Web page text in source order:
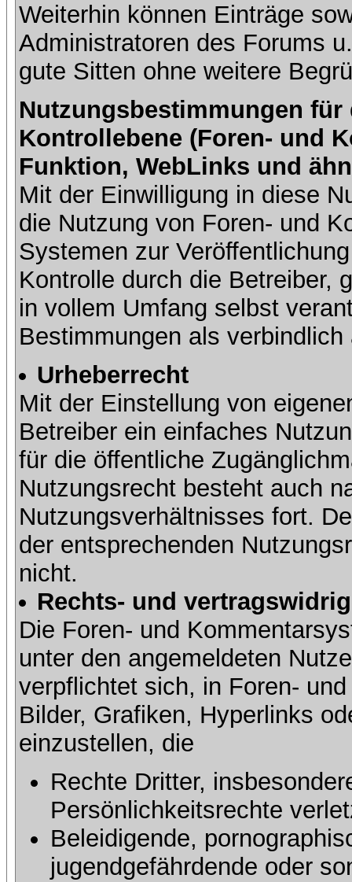
Weiterhin können Einträge
Administratoren des Forums
gute Sitten ohne weitere
Nutzungsbestimmungen
Kontrollebene (Foren- und
Funktion, WebLinks und
Mit der Einwilligung in diese
die Nutzung von Foren- und
Systemen zur
Kontrolle durch die Betreiber,
in vollem Umfang selbst
Bestimmungen als verbindlich
Urheberrecht
Mit der Einstellung von
Betreiber ein einfaches
für die öffentliche
Nutzungsrecht besteht auch
Nutzungsverhältnisses fort.
der entsprechenden
nicht.
Rechts- und
Die Foren- und
unter den angemeldeten
verpflichtet sich, in Foren-
Bilder, Grafiken, Hyperlinks
einzustellen, die
Rechte Dritter,
Persönlichkeitsrechte
Beleidigende,
jugendgefährdende oder